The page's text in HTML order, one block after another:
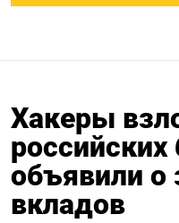
Хакеры
российских
объявили о
вкладов